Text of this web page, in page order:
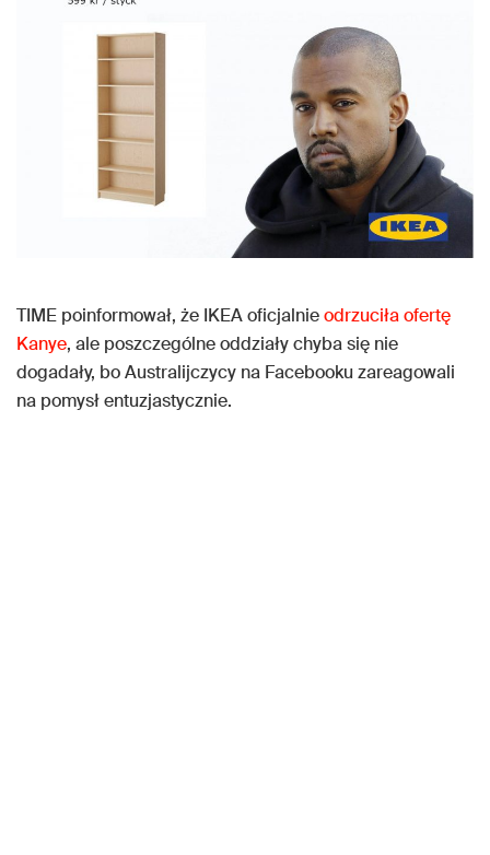
TIME poinformował, że IKEA oficjalnieodrzuciła ofertę
Kanye, ale poszczególne oddziały chyba się nie
dogadały, bo Australijczycy na Facebooku zareagowali
na pomysł entuzjastycznie.